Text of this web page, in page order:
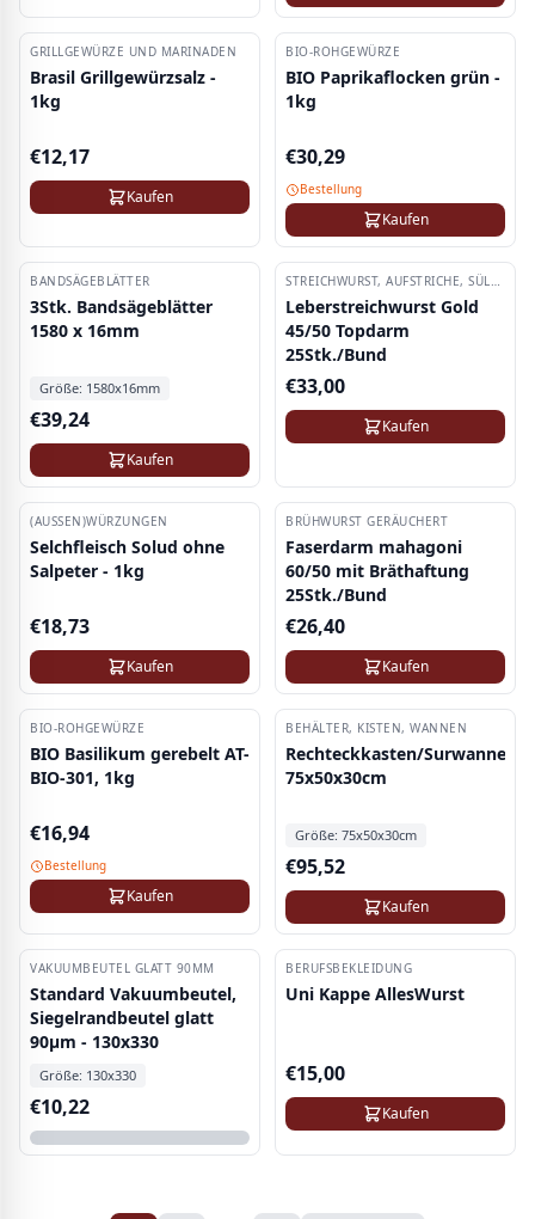
GRILLGEWÜRZE UND MARINADEN
Brasil Grillgewürzsalz -
1kg
€12,17
Kaufen
BIO-ROHGEWÜRZE
BIO Paprikaflocken grün -
1kg
€30,29
Bestellung
Kaufen
BANDSÄGEBLÄTTER
3Stk. Bandsägeblätter
1580 x 16mm
Größe: 1580x16mm
€39,24
Kaufen
STREICHWURST, AUFSTRICHE, SÜLZEN
Leberstreichwurst Gold
45/50 Topdarm
25Stk./Bund
€33,00
Kaufen
(AUSSEN)WÜRZUNGEN
Selchfleisch Solud ohne
Salpeter - 1kg
€18,73
Kaufen
BRÜHWURST GERÄUCHERT
Faserdarm mahagoni
60/50 mit Bräthaftung
25Stk./Bund
€26,40
Kaufen
BIO-ROHGEWÜRZE
BIO Basilikum gerebelt AT-
BIO-301, 1kg
€16,94
Bestellung
Kaufen
BEHÄLTER, KISTEN, WANNEN
Rechteckkasten/Surwanne
75x50x30cm
Größe: 75x50x30cm
€95,52
Kaufen
VAKUUMBEUTEL GLATT 90ΜM
Standard Vakuumbeutel,
Siegelrandbeutel glatt
90µm - 130x330
Größe: 130x330
€10,22
BERUFSBEKLEIDUNG
Uni Kappe AllesWurst
€15,00
Kaufen